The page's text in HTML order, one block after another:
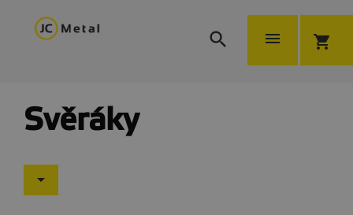
  shopping_cart
Svěráky
